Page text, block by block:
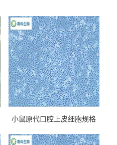
小鼠原代口腔上皮细胞规格